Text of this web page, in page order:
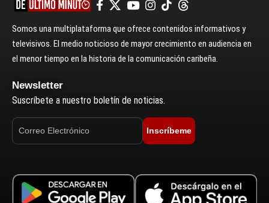
Somos una multiplataforma que ofrece contenidos informativos y
televisivos. El medio noticioso de mayor crecimiento en audiencia en
el menor tiempo en la historia de la comunicación caribeña.
Newsletter
Suscríbete a nuestro boletín de noticias.
Inscríbeme